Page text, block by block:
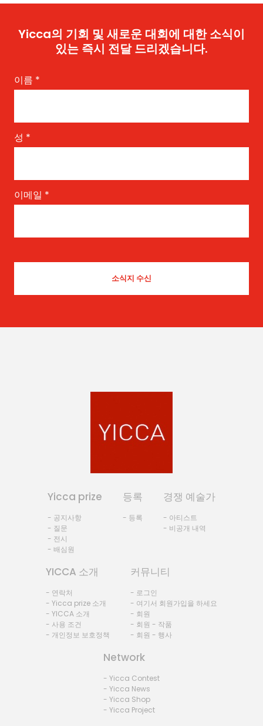
Yicca의 기회 및 새로운 대회에 대한 소식이
있는 즉시 전달 드리겠습니다.
이름 *
성 *
이메일 *
Yicca prize
- 공지사항
- 질문
- 전시
- 배심원
등록
- 등록
경쟁 예술가
- 아티스트
- 비공개 내역
YICCA 소개
- 연락처
- Yicca prize 소개
- YICCA 소개
- 사용 조건
- 개인정보 보호정책
커뮤니티
- 로그인
- 여기서 회원가입을 하세요
- 회원
- 회원 - 작품
- 회원 - 행사
Network
- Yicca Contest
- Yicca News
- Yicca Shop
- Yicca Project